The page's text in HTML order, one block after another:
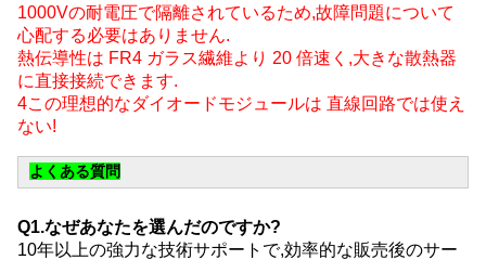
1000Vの耐電圧で隔離されているため,故障問題について
心配する必要はありません.
熱伝導性は FR4 ガラス繊維より 20 倍速く,大きな散熱器
に直接接続できます.
4この理想的なダイオードモジュールは 直線回路では使え
ない!
よくある質問
Q1.なぜあなたを選んだのですか?
10年以上の強力な技術サポートで,効率的な販売後のサー